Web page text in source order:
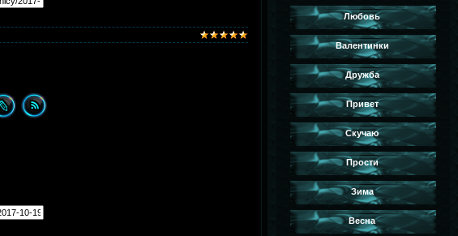
Любовь
Валентинки
Дружба
Привет
Скучаю
Прости
Зима
Весна